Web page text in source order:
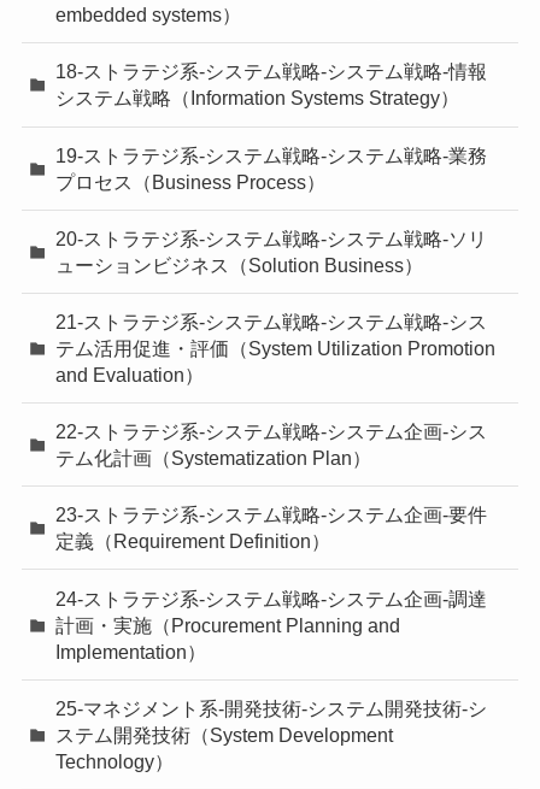
embedded systems）
18-ストラテジ系-システム戦略-システム戦略-情報
システム戦略（Information Systems Strategy）
19-ストラテジ系-システム戦略-システム戦略-業務
プロセス（Business Process）
20-ストラテジ系-システム戦略-システム戦略-ソリ
ューションビジネス（Solution Business）
21-ストラテジ系-システム戦略-システム戦略-シス
テム活用促進・評価（System Utilization Promotion
and Evaluation）
22-ストラテジ系-システム戦略-システム企画-シス
テム化計画（Systematization Plan）
23-ストラテジ系-システム戦略-システム企画-要件
定義（Requirement Definition）
24-ストラテジ系-システム戦略-システム企画-調達
計画・実施（Procurement Planning and
Implementation）
25-マネジメント系-開発技術-システム開発技術-シ
ステム開発技術（System Development
Technology）